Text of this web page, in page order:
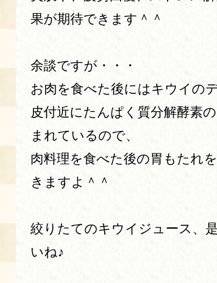
あじわい館弁当
果が期待できます＾＾
余談ですが・・・
お肉を食べた後にはキウイの
皮付近にたんぱく質分解酵素
まれているので、
肉料理を食べた後の胃もたれ
きますよ＾＾
絞りたてのキウイジュース、
いね♪